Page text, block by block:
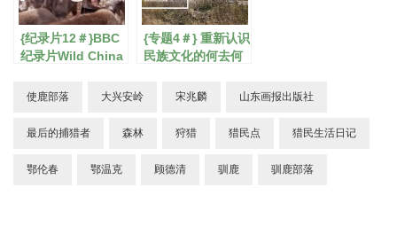
{纪录片12＃}BBC
纪录片Wild China
{专题4＃} 重新认识
民族文化的何去何
使鹿部落 大兴安岭 宋兆麟 山东画报出版社
最后的捕猎者 森林 狩猎 猎民点 猎民生活日记
鄂伦春 鄂温克 顾德清 驯鹿 驯鹿部落